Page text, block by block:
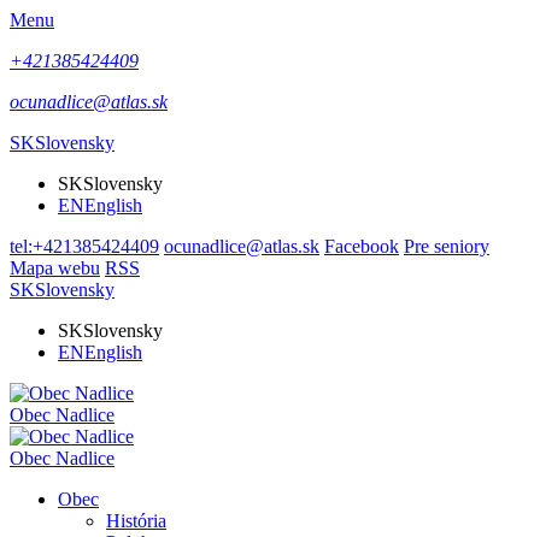
Menu
+421385424409
ocunadlice@atlas.sk
SKSlovensky
SKSlovensky
ENEnglish
tel:+421385424409 ocunadlice@atlas.sk Facebook Pre seniory
Mapa webu RSS
SKSlovensky
SKSlovensky
ENEnglish
Obec Nadlice
Obec Nadlice
Obec
História